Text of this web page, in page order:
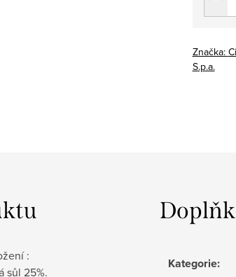
Značka:
S.p.a.
:
sůl 25%.
Kategorie: